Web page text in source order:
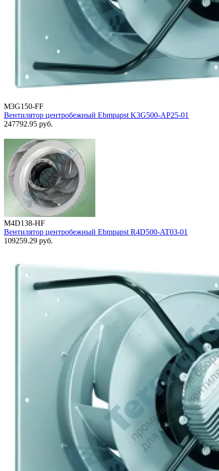
M3G150-FF
Вентилятор центробежный Ebmpapst K3G500-AP25-01
247792.95 руб.
M4D138-HF
Вентилятор центробежный Ebmpapst R4D500-AT03-01
109259.29 руб.